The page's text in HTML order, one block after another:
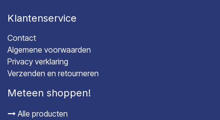
Klantenservice
Contact
Algemene voorwaarden
Privacy verklaring
Verzenden en retourneren
Meteen shoppen!
Alle producten